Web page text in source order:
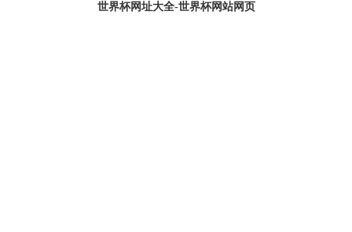
世界杯网址大全-世界杯网站网页